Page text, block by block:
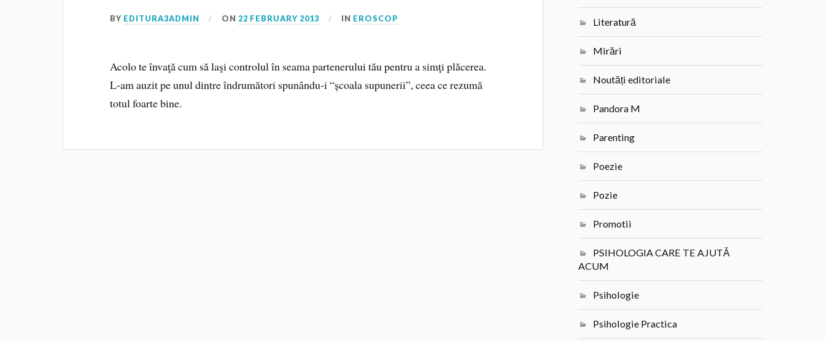
BY EDITURA3ADMIN ON 22 FEBRUARY 2013 IN EROSCOP
Acolo te învaţă cum să laşi controlul în seama partenerului tău pentru a simţi plăcerea.
L‑am auzit pe unul dintre îndrumători spunându‑i “școala supunerii”, ceea ce rezumă
totul foarte bine.
Literatură
Mirări
Noutăți editoriale
Pandora M
Parenting
Poezie
Pozie
Promotii
PSIHOLOGIA CARE TE AJUTĂ
ACUM
Psihologie
Psihologie Practica